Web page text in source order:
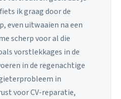
ik graag door de
even uitwaaien na een
scherp voor al die
vorstlekkages in de
in de regenachtige
in
voor CV-reparatie,